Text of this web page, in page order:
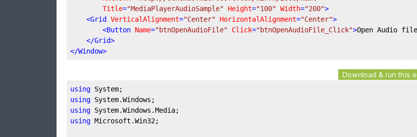
Title="MediaPlayerAudioSample" Height="100" Width="200">
<Grid VerticalAlignment="Center" HorizontalAlignment="Center">
<Button Name="btnOpenAudioFile" Click="btnOpenAudioFile_Click">Open Audio file
</Grid>
</Window>
Download & run this
using
using
using
using Microsoft.Win32;